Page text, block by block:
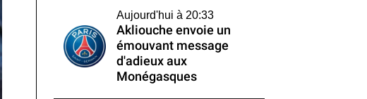
Aujourd'hui à 20:33
Akliouche envoie un
émouvant message
d'adieux aux
Monégasques